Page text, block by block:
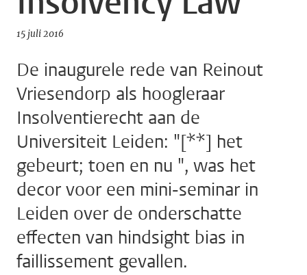
15 juli 2016
De inaugurele rede van Reinout
Vriesendorp als hoogleraar
Insolventierecht aan de
Universiteit Leiden: "[**] het
gebeurt; toen en nu ", was het
decor voor een mini-seminar in
Leiden over de onderschatte
effecten van hindsight bias in
faillissement gevallen.